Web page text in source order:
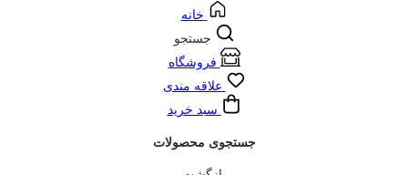
خانه
جستجو
فروشگاه
علاقه مندی
سبد خرید
جستجوی محصولات